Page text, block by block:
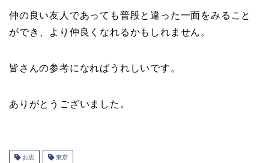
仲の良い友人であっても普段と違った一面をみること
ができ、より仲良くなれるかもしれません。
皆さんの参考になればうれしいです。
ありがとうございました。
お店 東京